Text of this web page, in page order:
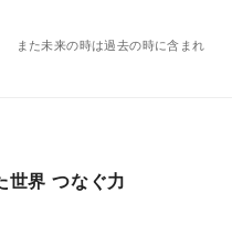
た未来の時は過去の時に含まれ
界 つなぐ力